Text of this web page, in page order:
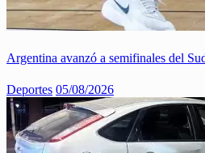
Argentina avanzó a semifinales del
Deportes 05/08/2026